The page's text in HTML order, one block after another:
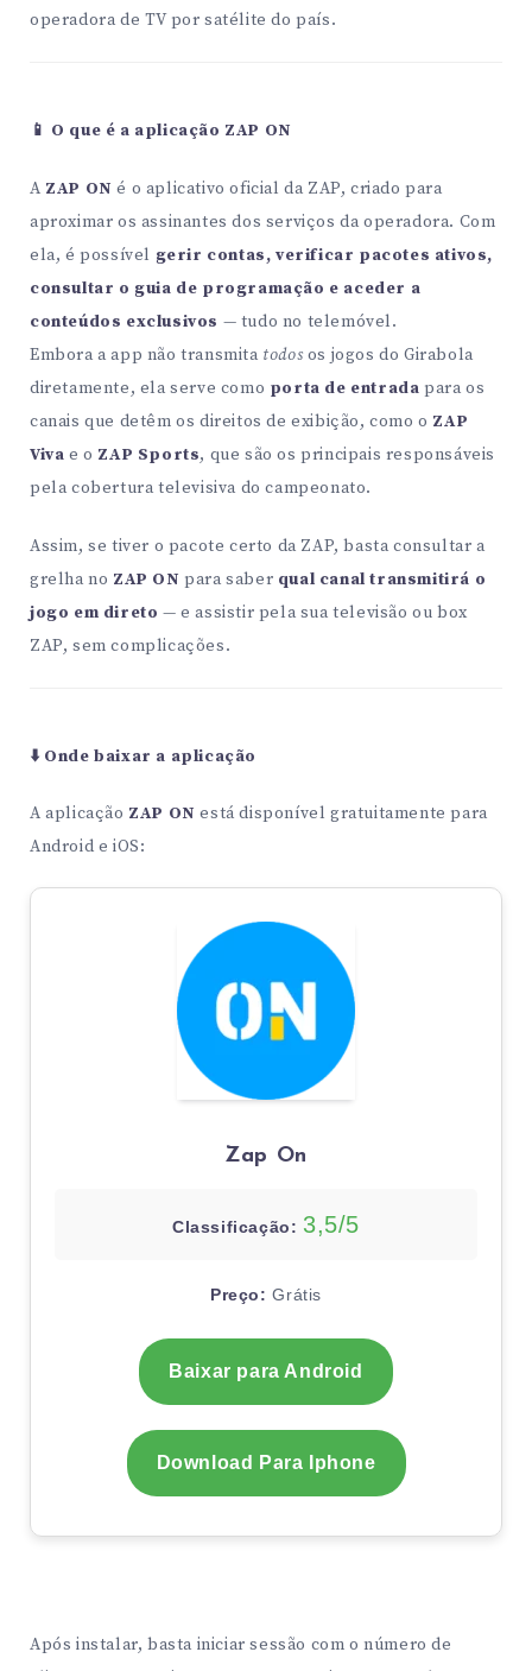
operadora de TV por satélite do país.
📱 O que é a aplicação ZAP ON
A ZAP ON é o aplicativo oficial da ZAP, criado para
aproximar os assinantes dos serviços da operadora. Com
ela, é possível gerir contas, verificar pacotes ativos,
consultar o guia de programação e aceder a
conteúdos exclusivos — tudo no telemóvel.
Embora a app não transmita todos os jogos do Girabola
diretamente, ela serve como porta de entrada para os
canais que detêm os direitos de exibição, como o ZAP
Viva e o ZAP Sports, que são os principais responsáveis
pela cobertura televisiva do campeonato.
Assim, se tiver o pacote certo da ZAP, basta consultar a
grelha no ZAP ON para saber qual canal transmitirá o
jogo em direto — e assistir pela sua televisão ou box
ZAP, sem complicações.
⬇️ Onde baixar a aplicação
A aplicação ZAP ON está disponível gratuitamente para
Android e iOS:
Zap On
Classificação: 3,5/5
Preço: Grátis
Baixar para Android
Download Para Iphone
Após instalar, basta iniciar sessão com o número de